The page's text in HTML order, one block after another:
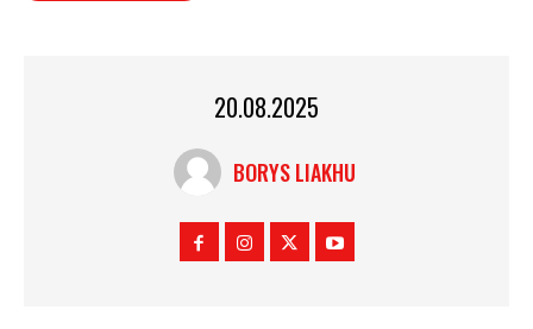
20.08.2025
BORYS LIAKHU